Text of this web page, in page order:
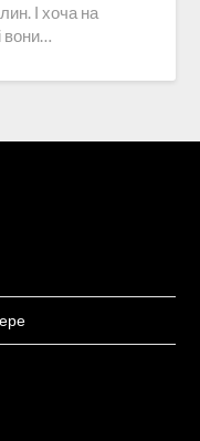
І хоча на
вони…